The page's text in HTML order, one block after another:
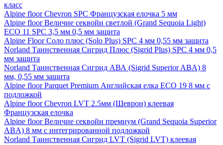
класс
Alpine floor Chevron SPC Французская елочка 5 мм
Alpine floor Величие секвойи светлой (Grand Sequoia Light)
ECO 11 SPC 3,5 мм 0,5 мм защита
Alpine Floor Соло плюс (Solo Plus) SPC 4 мм 0,55 мм защита
Norland Таинственная Сигрид Плюс (Sigrid Plus) SPC 4 мм 0,5
мм защита
Norland Таинственная Сигрид АВА (Sigrid Superior ABA) 8
мм, 0,55 мм защита
Alpine floor Parquet Premium Английская елка ECO 19 8 мм с
подложкой
Alpine floor Chevron LVT 2.5мм (Шеврон) клеевая
Французская елочка
Alpine floor Величие секвойи премиум (Grand Sequoia Superior
ABA) 8 мм с интегрированной подложкой
Norland Таинственная Сигрид LVT (Sigrid LVT) клеевая